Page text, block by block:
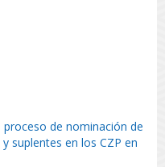
proceso de nominación de
suplentes en los CZP en